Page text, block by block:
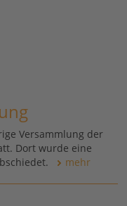
Versammlung der
Dort wurde eine
mehr